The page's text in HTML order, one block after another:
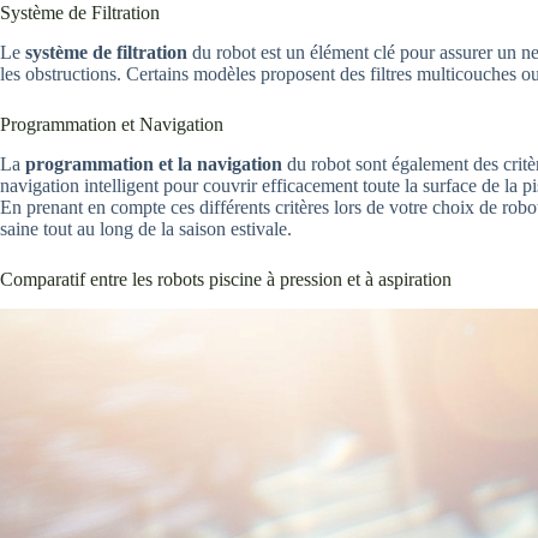
Système de Filtration
Le système de filtration du robot est un élément clé pour assurer un
les obstructions. Certains modèles proposent des filtres multicouches
Programmation et Navigation
La programmation et la navigation du robot sont également des
navigation intelligent pour couvrir efficacement toute la surface de la
En prenant en compte ces différents critères lors de votre choix de
saine tout au long de la saison estivale.
Comparatif entre les robots piscine à pression et à aspiration